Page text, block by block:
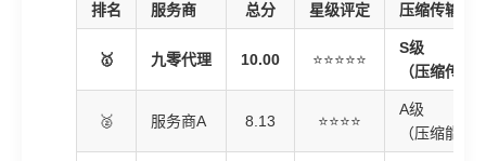
排名 服务商 总分 星级评定 压缩传输评
🥇 九零代理 10.00 ⭐⭐⭐⭐⭐
S级
（压缩传输
🥈 服务商A 8.13 ⭐⭐⭐⭐
A级
（压缩能力